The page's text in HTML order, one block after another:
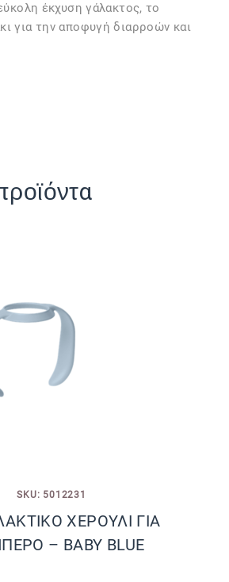
έκχυση γάλακτος, το
για την αποφυγή διαρροών και
SKU: 5012231
ΧΕΡΟΥΛΙ ΓΙΑ
– BABY BLUE